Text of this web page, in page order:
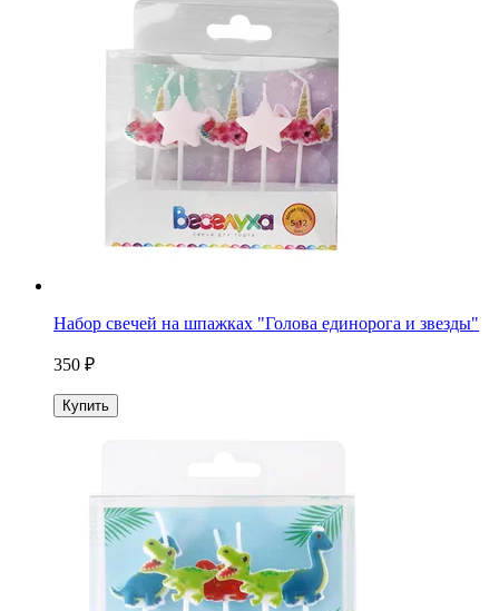
Набор свечей на шпажках "Голова единорога и звезды"
350 ₽
Купить